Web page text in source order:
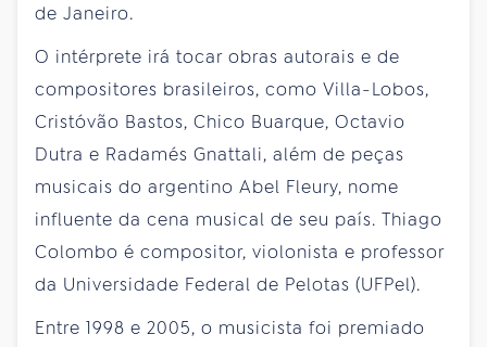
de Janeiro.
O intérprete irá tocar obras autorais e de
compositores brasileiros, como Villa-Lobos,
Cristóvão Bastos, Chico Buarque, Octavio
Dutra e Radamés Gnattali, além de peças
musicais do argentino Abel Fleury, nome
influente da cena musical de seu país. Thiago
Colombo é compositor, violonista e professor
da Universidade Federal de Pelotas (UFPel).
Entre 1998 e 2005, o musicista foi premiado